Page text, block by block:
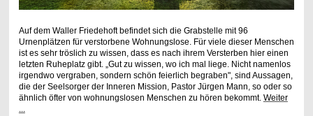
Auf dem Waller Friedehoft befindet sich die Grabstelle mit 96
Urnenplätzen für verstorbene Wohnungslose. Für viele dieser Menschen
ist es sehr tröslich zu wissen, dass es nach ihrem Versterben hier einen
letzten Ruheplatz gibt. „Gut zu wissen, wo ich mal liege. Nicht namenlos
irgendwo vergraben, sondern schön feierlich begraben", sind Aussagen,
die der Seelsorger der Inneren Mission, Pastor Jürgen Mann, so oder so
ähnlich öfter von wohnungslosen Menschen zu hören bekommt. Weiter